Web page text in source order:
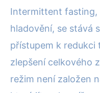
· 4 min čtení
Intermittent fasting,
hladovění, se stává
přístupem k redukci
zlepšení celkového
režim není založen